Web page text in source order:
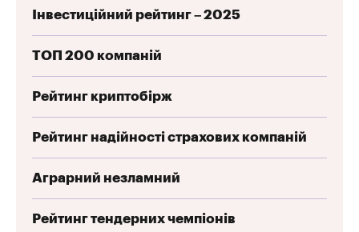
Інвестиційний рейтинг – 2025
ТОП 200 компаній
Рейтинг криптобірж
Рейтинг надійності страхових компаній
Аграрний незламний
Рейтинг тендерних чемпіонів